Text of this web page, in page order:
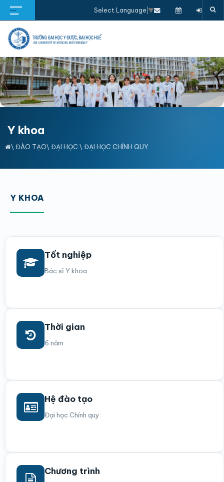
Select Language ▼
Y khoa
\ ĐÀO TẠO\ ĐẠI HỌC \ ĐẠI HỌC CHÍNH QUY
Y KHOA
Tốt nghiệp
Bác sĩ Y khoa
Thời gian
6 năm
Hệ đào tạo
Đại học Chính quy
Chương trình